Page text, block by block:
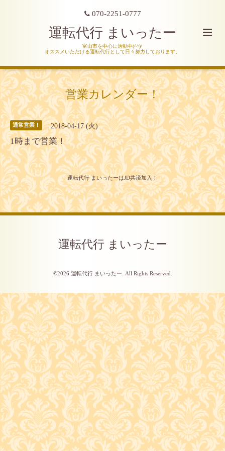
070-2251-0777
運転代行 まいったー
富山市を中心に活動中(^^)/
オススメいただける運転代行として日々努力しております。
営業カレンダー！
通常営業！ 2018-04-17 (火)
1時まで営業！
運転代行 まいったーはJD共済加入！
運転代行 まいったー
©2026 運転代行 まいったー . All Rights Reserved.